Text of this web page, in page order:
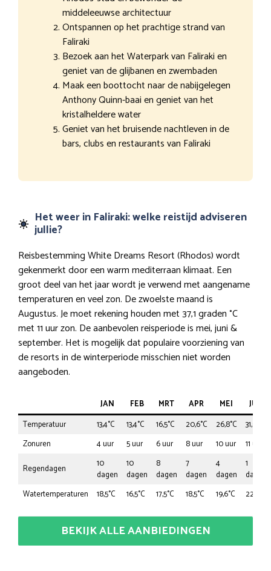
middeleeuwse architectuur
Ontspannen op het prachtige strand van
Faliraki
Bezoek aan het Waterpark van Faliraki en
geniet van de glijbanen en zwembaden
Maak een boottocht naar de nabijgelegen
Anthony Quinn-baai en geniet van het
kristalheldere water
Geniet van het bruisende nachtleven in de
bars, clubs en restaurants van Faliraki
Het weer in Faliraki: welke reistijd adviseren
jullie?
Reisbestemming White Dreams Resort (Rhodos) wordt
gekenmerkt door een warm mediterraan klimaat. Een
groot deel van het jaar wordt je verwend met aangename
temperaturen en veel zon. De zwoelste maand is
Augustus. Je moet rekening houden met 37,1 graden °C
met 11 uur zon. De aanbevolen reisperiode is mei, juni &
september. Het is mogelijk dat populaire voorziening van
de resorts in de winterperiode misschien niet worden
aangeboden.
JAN FEB MRT APR MEI
JUN
Temperatuur
13,4°C 13,4°C 16,5°C 20,6°C 26,8°C
31,9°C
Zonuren
4 uur 5 uur 6 uur 8 uur 10 uur
11 uur
Regendagen
10
dagen
10
dagen
8
dagen
7
dagen
4
dagen
1
dagen
Watertemperaturen
18,5°C 16,5°C 17,5°C 18,5°C 19,6°C 22,7°C
BEKIJK ALLE AANBIEDINGEN